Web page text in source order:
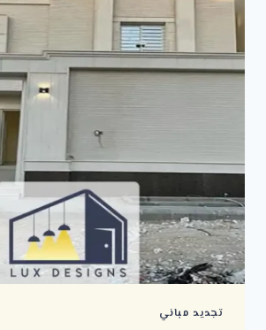
–
ترميم
مباني
الرياض
الرياض
تجديد مباني